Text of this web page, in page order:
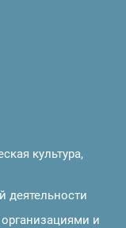
культура,
деятельности
и